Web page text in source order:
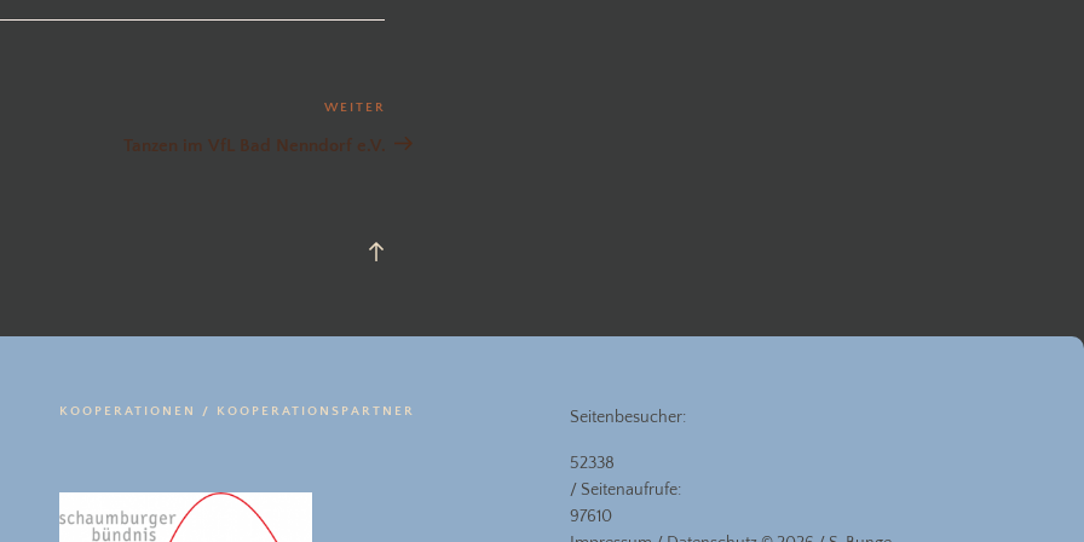
Beitrag
WEITER
Tanzen im VfL Bad Nenndorf e.V.
KOOPERATIONEN / KOOPERATIONSPARTNER Seitenbesucher:
52338
/ Seitenaufrufe:
97610